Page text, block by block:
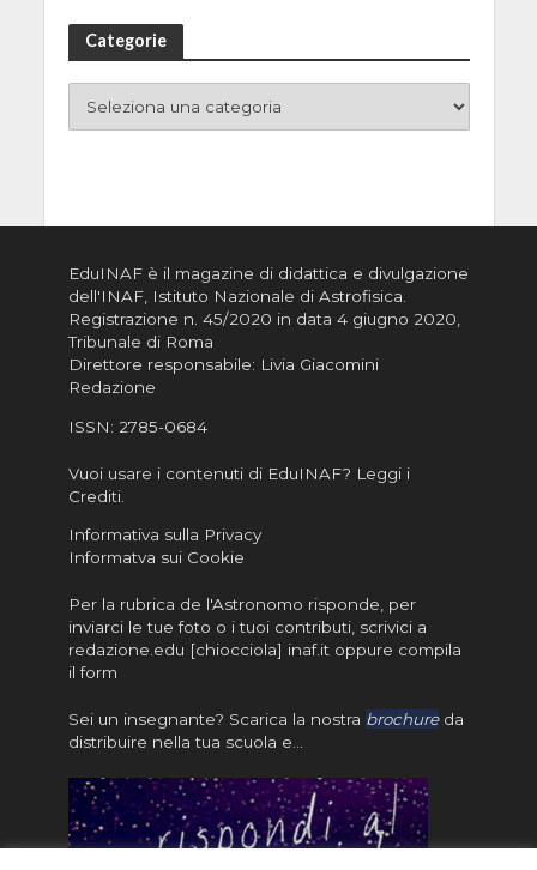
Categorie
EduINAF è il magazine di didattica e divulgazione
dell'INAF, Istituto Nazionale di Astrofisica.
Registrazione n. 45/2020 in data 4 giugno 2020,
Tribunale di Roma
Direttore responsabile: Livia Giacomini
Redazione
ISSN: 2785-0684
Vuoi usare i contenuti di EduINAF? Leggi i
Crediti.
Informativa sulla Privacy
Informatva sui Cookie
Per la rubrica de l'Astronomo risponde, per
inviarci le tue foto o i tuoi contributi, scrivici a
redazione.edu [chiocciola] inaf.it oppure compila
il form
Sei un insegnante? Scarica la nostra brochureda
distribuire nella tua scuola e…